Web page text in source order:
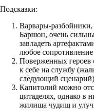
Подсказки:
Варвары-
Баршон, очень
завладеть
любое
Поверженных
к себе на службу
следующий
Капитолий можно
цитаделях, однако в
жилища чудищ и